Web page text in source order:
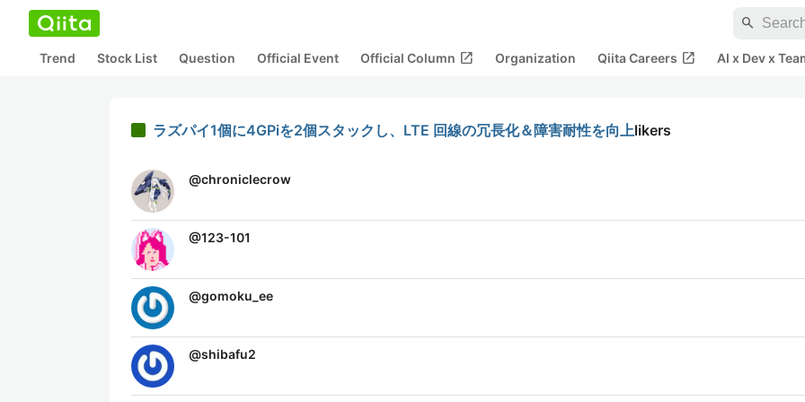
search
Trend Stock List Question Official Event Official Column open_in_new Organization Qiita Careers open_in_new AI x Dev x
ラズパイ1個に4GPiを2個スタックし、LTE 回線の冗長化＆障害耐性を向上likers
@chroniclecrow
@123-101
@gomoku_ee
@shibafu2